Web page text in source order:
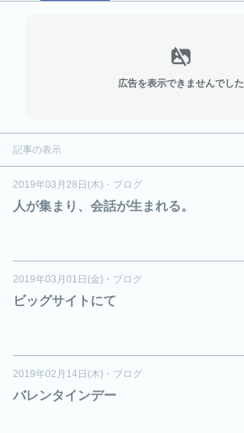
広告を表示できませんでした
記事の表示
2019年03月28日(木) ・ ブログ
人が集まり、会話が生まれる。
2019年03月01日(金) ・ ブログ
ビッグサイトにて
2019年02月14日(木) ・ ブログ
バレンタインデー